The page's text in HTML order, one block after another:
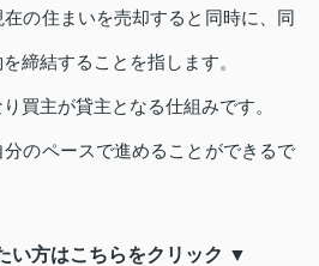
の住まいを売却すると同時に、同
締結することを指します。
買主が貸主となる仕組みです。
のペースで進めることができるで
い方はこちらをクリック ▼